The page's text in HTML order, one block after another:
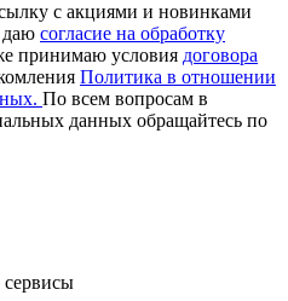
с акциями и новинками
даю согласие на обработку
принимаю условия договора
Политика в отношении
По всем вопросам в
данных обращайтесь по
сервисы